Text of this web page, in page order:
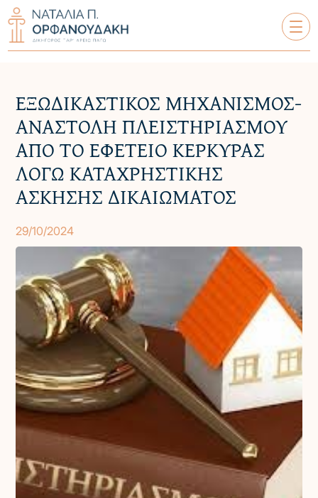
ΝΑΤΑΛΊΑ Π. ΟΡΦΑΝΟΥΔΆΚΗ
ΣΧΕΤΙΚΆ ΜΕ ΕΜΆΣ
ΥΠΗΡΕΣΊΕΣ
ΟΙ ΠΕΛΆΤΕΣ ΜΑΣ
ΕΞΩΔΙΚΑΣΤΙΚΟΣ ΜΗΧΑΝΙΣΜΟΣ-
ΑΝΑΣΤΟΛΗ ΠΛΕΙΣΤΗΡΙΑΣΜΟΥ
ΑΠΟ ΤΟ ΕΦΕΤΕΙΟ ΚΕΡΚΥΡΑΣ
ΛΟΓΩ ΚΑΤΑΧΡΗΣΤΙΚΗΣ
ΑΣΚΗΣΗΣ ΔΙΚΑΙΩΜΑΤΟΣ
29/10/2024